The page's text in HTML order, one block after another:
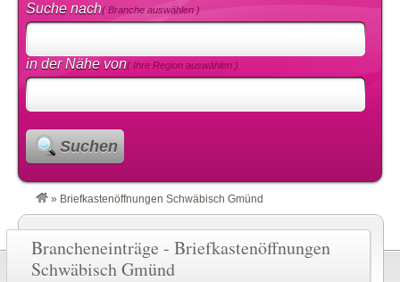
Suche nach( Branche auswählen )
in der Nähe von( Ihre Region auswählen )
Suchen
» Briefkastenöffnungen Schwäbisch Gmünd
Brancheneinträge - Briefkastenöffnungen
Schwäbisch Gmünd